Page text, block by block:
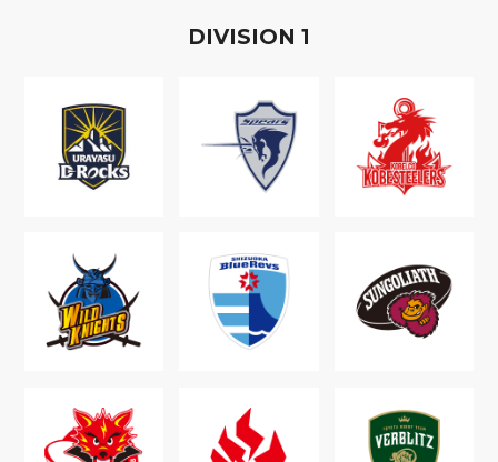
DIVISION 1